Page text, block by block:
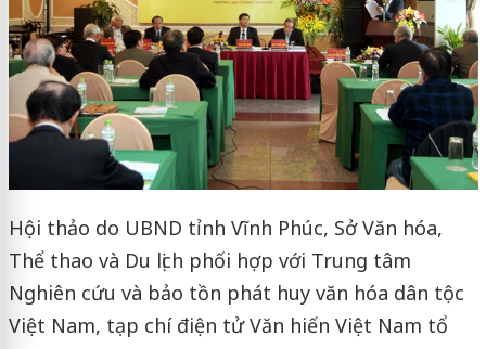
Hội thảo do UBND tỉnh Vĩnh Phúc, Sở Văn hóa,
Thể thao và Du lịch phối hợp với Trung tâm
Nghiên cứu và bảo tồn phát huy văn hóa dân tộc
Việt Nam, tạp chí điện tử Văn hiến Việt Nam tổ